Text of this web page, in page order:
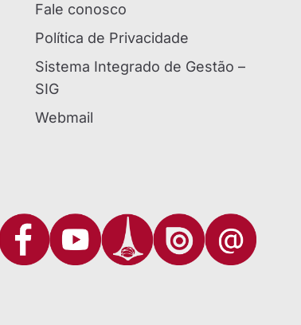
Fale conosco
Política de Privacidade
Sistema Integrado de Gestão –
SIG
Webmail